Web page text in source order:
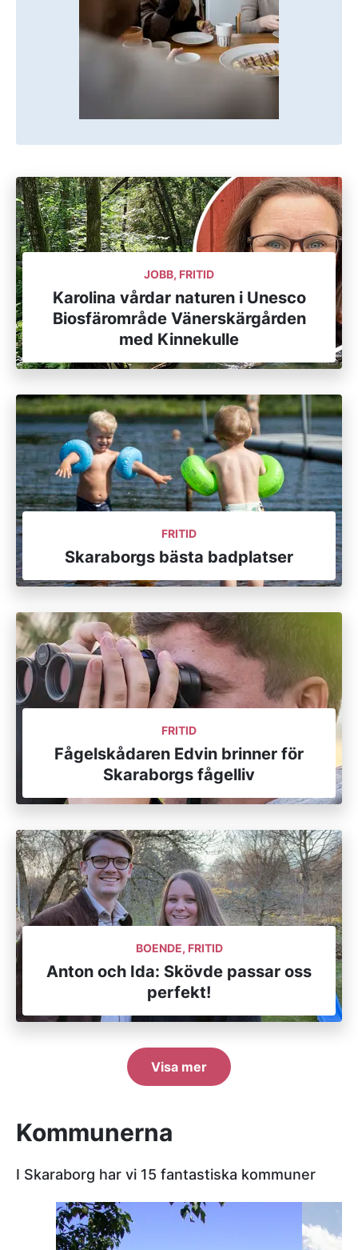
JOBB, FRITID
Karolina vårdar naturen i Unesco
Biosfärområde Vänerskärgården
med Kinnekulle
FRITID
Skaraborgs bästa badplatser
FRITID
Fågelskådaren Edvin brinner för
Skaraborgs fågelliv
BOENDE, FRITID
Anton och Ida: Skövde passar oss
perfekt!
Visa mer
Kommunerna
I Skaraborg har vi 15 fantastiska kommuner